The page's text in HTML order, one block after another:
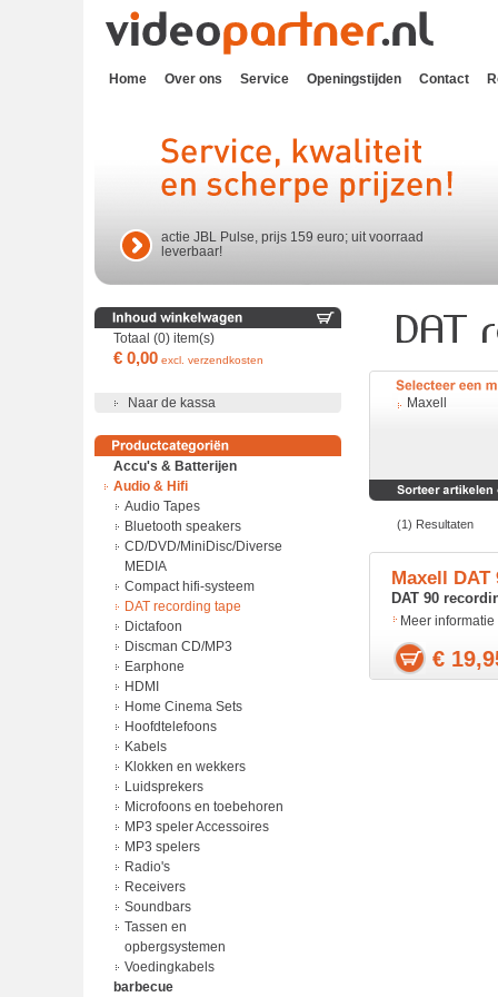
Home Over ons Service Openingstijden Contact
actie JBL Pulse, prijs 159 euro; uit voorraad
leverbaar!
Totaal (0) item(s)
€ 0,00 excl. verzendkosten
Naar de kassa
Accu's & Batterijen
Accu's en batterijen
Adapter
batterij lader
Batterijen
Laders
Power Bank
Voedingkabels
Audio & Hifi
Audio Tapes
Bluetooth speakers
CD/DVD/MiniDisc/Diverse
MEDIA
Compact hifi-systeem
DAT recording tape
Dictafoon
Discman CD/MP3
Earphone
HDMI
Home Cinema Sets
Hoofdtelefoons
Kabels
Klokken en wekkers
Luidsprekers
Microfoons en toebehoren
MP3 speler Accessoires
MP3 spelers
Radio's
Receivers
Soundbars
Tassen en
opbergsystemen
Voedingkabels
barbecue
Maxell
(1) Resultaten
Maxell
DAT 90
Meer informatie
€